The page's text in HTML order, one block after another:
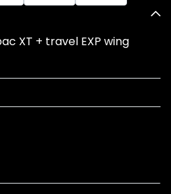
XT + travel EXP wing